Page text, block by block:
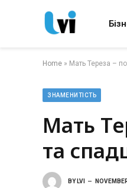
Home » Мать Тереза –
ЗНАМЕНИТІСТЬ
Мать
та
BY LVI